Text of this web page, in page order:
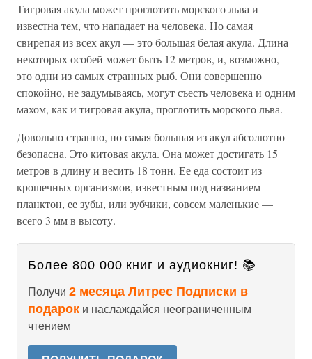
Тигровая акула может проглотить морского льва и
известна тем, что нападает на человека. Но самая
свирепая из всех акул — это большая белая акула. Длина
некоторых особей может быть 12 метров, и, возможно,
это одни из самых странных рыб. Они совершенно
спокойно, не задумываясь, могут съесть человека и одним
махом, как и тигровая акула, проглотить морского льва.
Довольно странно, но самая большая из акул абсолютно
безопасна. Это китовая акула. Она может достигать 15
метров в длину и весить 18 тонн. Ее еда состоит из
крошечных организмов, известным под названием
планктон, ее зубы, или зубчики, совсем маленькие —
всего 3 мм в высоту.
Более 800 000 книг и аудиокниг! 📚
Получи 2 месяца Литрес Подписки в
подарок и наслаждайся неограниченным
чтением